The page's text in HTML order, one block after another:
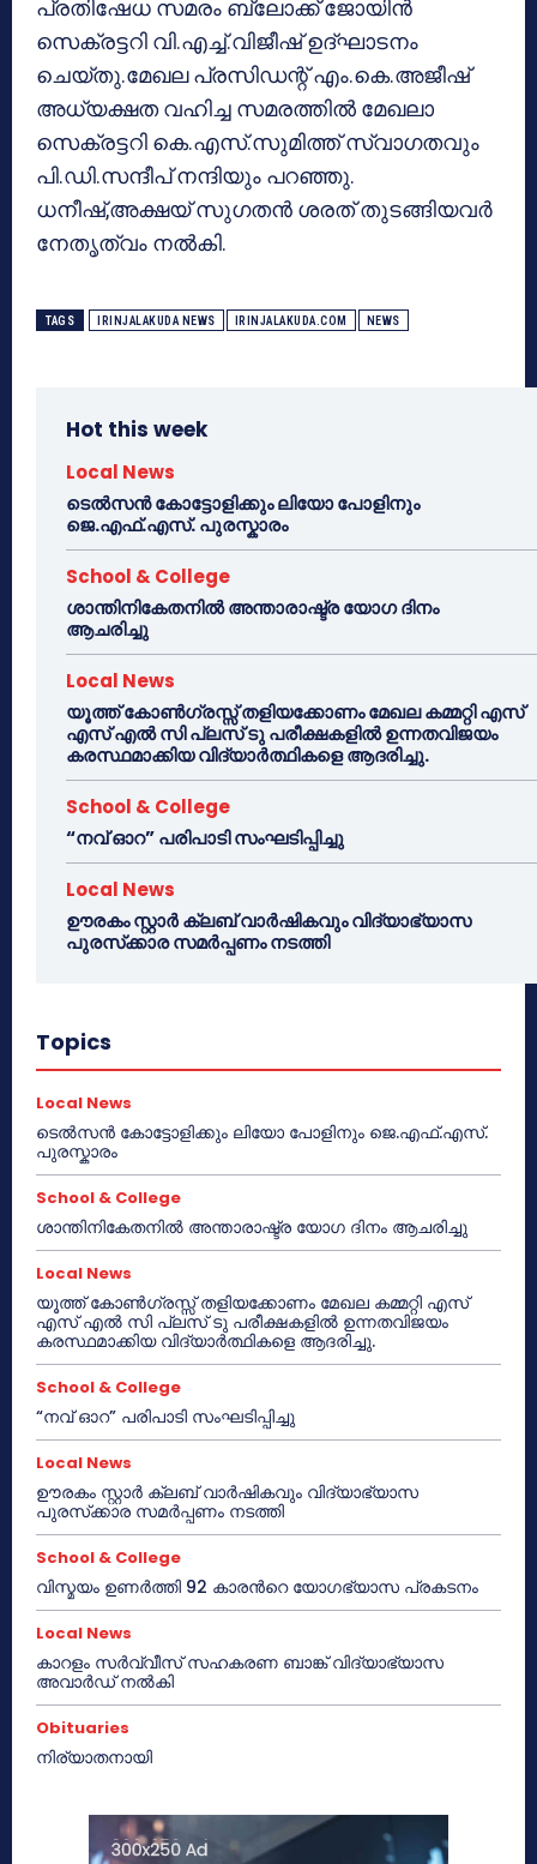
പ്രതിഷേധ സമരം ബ്ലോക്ക് ജോയിൻ
സെക്രട്ടറി വി.എച്ച്.വിജീഷ് ഉദ്ഘാടനം
ചെയ്തു.മേഖല പ്രസിഡന്റ് എം.കെ.അജീഷ്
അധ്യക്ഷത വഹിച്ച സമരത്തിൽ മേഖലാ
സെക്രട്ടറി കെ.എസ്.സുമിത്ത് സ്വാഗതവും
പി.ഡി.സന്ദീപ് നന്ദിയും പറഞ്ഞു.
ധനീഷ്,അക്ഷയ് സുഗതൻ ശരത് തുടങ്ങിയവർ
നേതൃത്വം നൽകി.
TAGS IRINJALAKUDA NEWS IRINJALAKUDA.COM NEWS
Hot this week
Local News
ടെൽസൻ കോട്ടോളിക്കും ലിയോ പോളിനും
ജെ.എഫ്.എസ്. പുരസ്കാരം
School & College
ശാന്തിനികേതനിൽ അന്താരാഷ്ട്ര യോഗ ദിനം
ആചരിച്ചു
Local News
യൂത്ത് കോൺഗ്രസ്സ് തളിയക്കോണം മേഖല കമ്മറ്റി എസ്
എസ് എൽ സി പ്ലസ് ടു പരീക്ഷകളിൽ ഉന്നതവിജയം
കരസ്ഥമാക്കിയ വിദ്യാർത്ഥികളെ ആദരിച്ചു.
School & College
“നവ് ഓറ” പരിപാടി സംഘടിപ്പിച്ചു
Local News
ഊരകം സ്റ്റാർ ക്ലബ് വാർഷികവും വിദ്യാഭ്യാസ
പുരസ്‌ക്കാര സമർപ്പണം നടത്തി
Topics
Local News
ടെൽസൻ കോട്ടോളിക്കും ലിയോ പോളിനും ജെ.എഫ്.എസ്.
പുരസ്കാരം
School & College
ശാന്തിനികേതനിൽ അന്താരാഷ്ട്ര യോഗ ദിനം ആചരിച്ചു
Local News
യൂത്ത് കോൺഗ്രസ്സ് തളിയക്കോണം മേഖല കമ്മറ്റി എസ്
എസ് എൽ സി പ്ലസ് ടു പരീക്ഷകളിൽ ഉന്നതവിജയം
കരസ്ഥമാക്കിയ വിദ്യാർത്ഥികളെ ആദരിച്ചു.
School & College
“നവ് ഓറ” പരിപാടി സംഘടിപ്പിച്ചു
Local News
ഊരകം സ്റ്റാർ ക്ലബ് വാർഷികവും വിദ്യാഭ്യാസ
പുരസ്‌ക്കാര സമർപ്പണം നടത്തി
School & College
വിസ്മയം ഉണർത്തി 92 കാരൻറെ യോഗഭ്യാസ പ്രകടനം
Local News
കാറളം സർവ്വീസ് സഹകരണ ബാങ്ക് വിദ്യാഭ്യാസ
അവാർഡ് നൽകി
Obituaries
നിര്യാതനായി